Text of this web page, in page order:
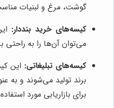
گوشت، مرغ و لبنیات
کیسه‌های خرید بنددار:
می‌توان آن‌ها را به راحتی
کیسه‌های تبلیغاتی: این
برند تولید می‌شوند و به
برای بازاریابی مورد